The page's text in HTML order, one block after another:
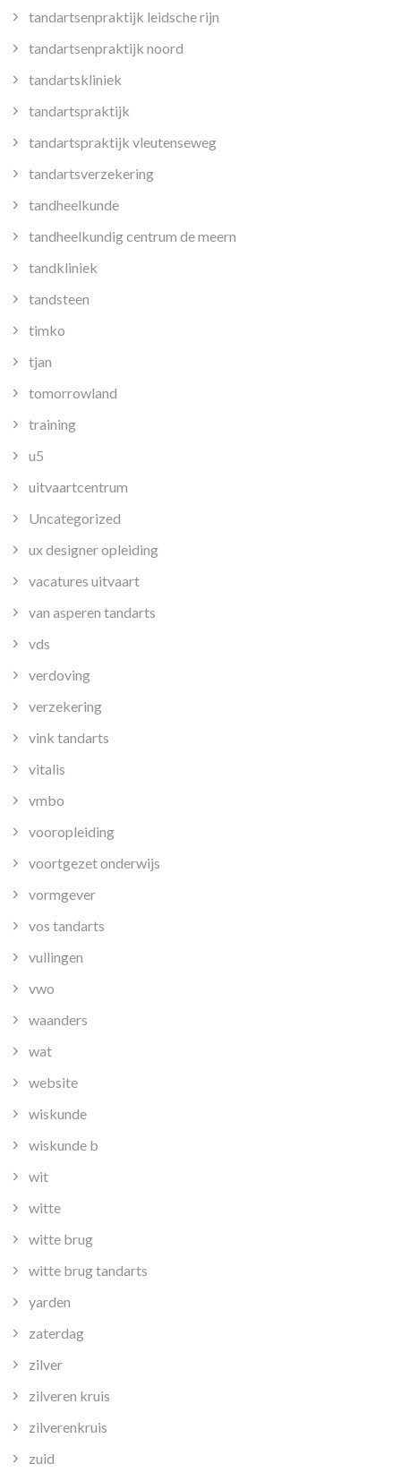
tandartsenpraktijk leidsche rijn
tandartsenpraktijk noord
tandartskliniek
tandartspraktijk
tandartspraktijk vleutenseweg
tandartsverzekering
tandheelkunde
tandheelkundig centrum de meern
tandkliniek
tandsteen
timko
tjan
tomorrowland
training
u5
uitvaartcentrum
Uncategorized
ux designer opleiding
vacatures uitvaart
van asperen tandarts
vds
verdoving
verzekering
vink tandarts
vitalis
vmbo
vooropleiding
voortgezet onderwijs
vormgever
vos tandarts
vullingen
vwo
waanders
wat
website
wiskunde
wiskunde b
wit
witte
witte brug
witte brug tandarts
yarden
zaterdag
zilver
zilveren kruis
zilverenkruis
zuid